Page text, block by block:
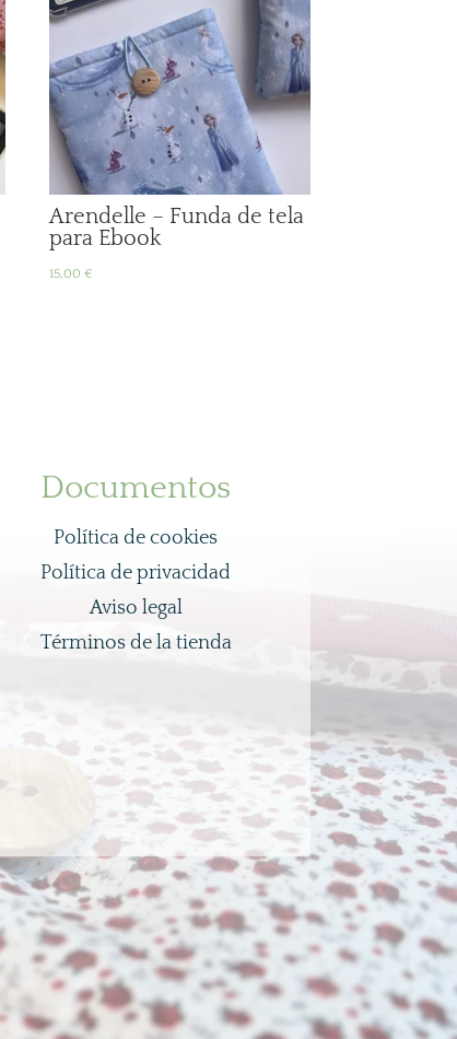
Arendelle – Funda de tela
para Ebook
15,00€
Documentos
Política de cookies
Política de privacidad
Aviso legal
Términos de la tienda